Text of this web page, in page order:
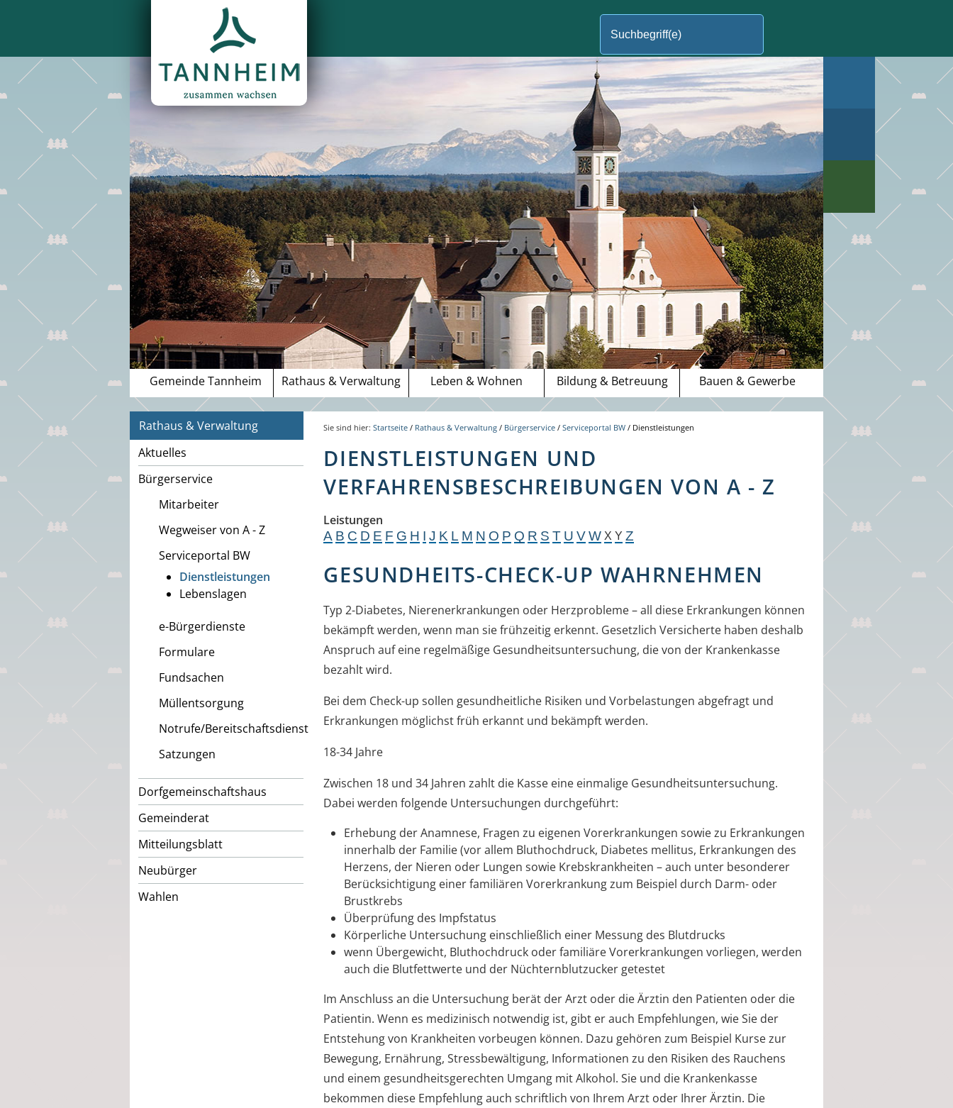
Gemeinde Tannheim Rathaus & Verwaltung Leben & Wohnen Bildung & Betreuung Bauen & Gewerbe
Rathaus & Verwaltung
Aktuelles
Bürgerservice
Mitarbeiter
Wegweiser von A - Z
Serviceportal BW
Dienstleistungen
Lebenslagen
e-Bürgerdienste
Formulare
Fundsachen
Müllentsorgung
Notrufe/Bereitschaftsdienst
Satzungen
Dorfgemeinschaftshaus
Gemeinderat
Mitteilungsblatt
Neubürger
Wahlen
Sie sind hier:Startseite / Rathaus & Verwaltung / Bürgerservice /Serviceportal BW / Dienstleistungen
DIENSTLEISTUNGEN UND
VERFAHRENSBESCHREIBUNGEN VON A - Z
Leistungen
A B C D E F G H I J K L M N O P Q R S T U V W X Y Z
GESUNDHEITS-CHECK-UP WAHRNEHMEN
Typ 2-Diabetes, Nierenerkrankungen oder Herzprobleme – all diese Erkrankungen können
bekämpft werden, wenn man sie frühzeitig erkennt. Gesetzlich Versicherte haben deshalb
Anspruch auf eine regelmäßige Gesundheitsuntersuchung, die von der Krankenkasse
bezahlt wird.
Bei dem Check-up sollen gesundheitliche Risiken und Vorbelastungen abgefragt und
Erkrankungen möglichst früh erkannt und bekämpft werden.
18-34 Jahre
Zwischen 18 und 34 Jahren zahlt die Kasse eine einmalige Gesundheitsuntersuchung.
Dabei werden folgende Untersuchungen durchgeführt:
Erhebung der Anamnese, Fragen zu eigenen Vorerkrankungen sowie zu Erkrankungen
innerhalb der Familie (vor allem Bluthochdruck, Diabetes mellitus, Erkrankungen des
Herzens, der Nieren oder Lungen sowie Krebskrankheiten – auch unter besonderer
Berücksichtigung einer familiären Vorerkrankung zum Beispiel durch Darm- oder
Brustkrebs
Überprüfung des Impfstatus
Körperliche Untersuchung einschließlich einer Messung des Blutdrucks
wenn Übergewicht, Bluthochdruck oder familiäre Vorerkrankungen vorliegen, werden
auch die Blutfettwerte und der Nüchternblutzucker getestet
Im Anschluss an die Untersuchung berät der Arzt oder die Ärztin den Patienten oder die
Patientin. Wenn es medizinisch notwendig ist, gibt er auch Empfehlungen, wie Sie der
Entstehung von Krankheiten vorbeugen können. Dazu gehören zum Beispiel Kurse zur
Bewegung, Ernährung, Stressbewältigung, Informationen zu den Risiken des Rauchens
und einem gesundheitsgerechten Umgang mit Alkohol. Sie und die Krankenkasse
bekommen diese Empfehlung auch schriftlich von Ihrem Arzt oder Ihrer Ärztin. Die